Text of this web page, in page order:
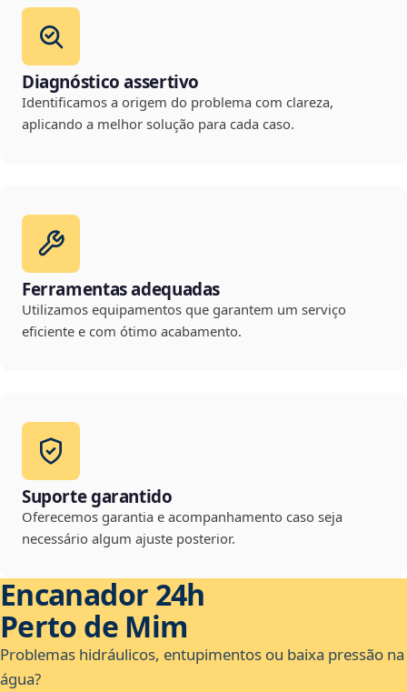
Diagnóstico assertivo
Identificamos a origem do problema com clareza,
aplicando a melhor solução para cada caso.
Ferramentas adequadas
Utilizamos equipamentos que garantem um serviço
eficiente e com ótimo acabamento.
Suporte garantido
Oferecemos garantia e acompanhamento caso seja
necessário algum ajuste posterior.
Encanador 24h
Perto de Mim
Problemas hidráulicos, entupimentos ou baixa pressão na
água?